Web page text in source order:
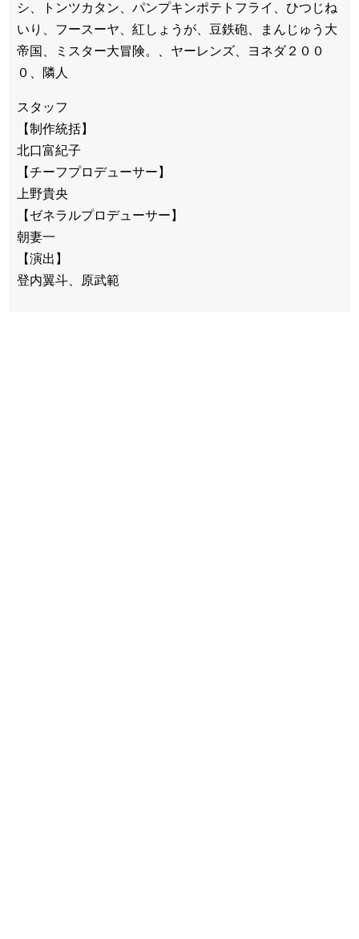
シ、トンツカタン、パンプキンポテトフライ、ひつじね
いり、フースーヤ、紅しょうが、豆鉄砲、まんじゅう大
帝国、ミスター大冒険。、ヤーレンズ、ヨネダ２００
０、隣人
スタッフ
【制作統括】
北口富紀子
【チーフプロデューサー】
上野貴央
【ゼネラルプロデューサー】
朝妻一
【演出】
登内翼斗、原武範